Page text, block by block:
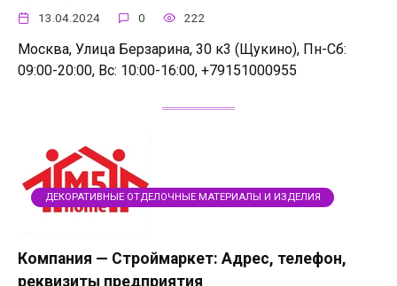
13.04.2024 0 222
Москва, Улица Берзарина, 30 к3 (Щукино), Пн-Сб:
09:00-20:00, Вс: 10:00-16:00, +79151000955
ДЕКОРАТИВНЫЕ ОТДЕЛОЧНЫЕ МАТЕРИАЛЫ И ИЗДЕЛИЯ
Компания — Строймаркет: Адрес, телефон,
реквизиты предприятия